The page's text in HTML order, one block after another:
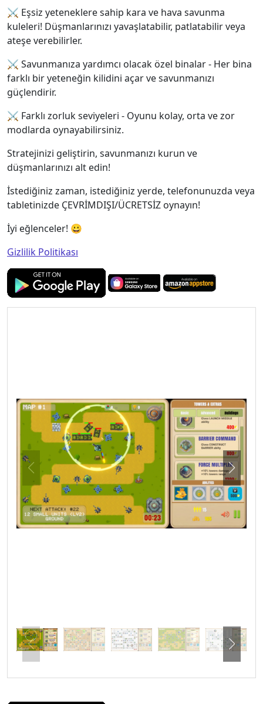
⚔ Eşsiz yeteneklere sahip kara ve hava savunma
kuleleri! Düşmanlarınızı yavaşlatabilir, patlatabilir veya
ateşe verebilirler.
⚔ Savunmanıza yardımcı olacak özel binalar - Her bina
farklı bir yeteneğin kilidini açar ve savunmanızı
güçlendirir.
⚔ Farklı zorluk seviyeleri - Oyunu kolay, orta ve zor
modlarda oynayabilirsiniz.
Stratejinizi geliştirin, savunmanızı kurun ve
düşmanlarınızı alt edin!
İstediğiniz zaman, istediğiniz yerde, telefonunuzda veya
tabletinizde ÇEVRİMDIŞI/ÜCRETSİZ oynayın!
İyi eğlenceler! 😀
Gizlilik Politikası